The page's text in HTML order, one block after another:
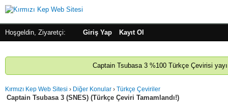
Hoşgeldin, Ziyaretçi: Giriş Yap Kayıt Ol
Captain Tsubasa 3 %100 Türkçe Çevirisi
Kırmızı Kep Web Sitesi › Diğer Konular › Türkçe Çeviriler
Captain Tsubasa 3 (SNES) (Türkçe Çeviri Tamamlandı!)